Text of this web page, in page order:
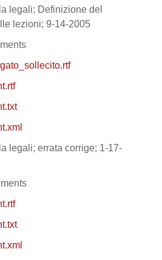
legali; Definizione del
lezioni; 9-14-2005
legali; errata corrige; 1-17-